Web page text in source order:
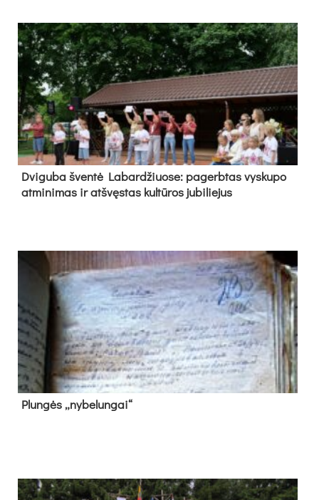
Dvi­gu­ba šven­tė La­bar­džiuo­se: pa­gerb­tas vys­ku­po
at­mi­ni­mas ir at­švęs­tas kul­tū­ros ju­bi­lie­jus
Plun­gės „ny­be­lun­gai“